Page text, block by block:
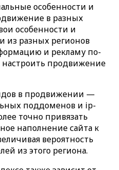
особенности и
в разных
особенности и
из разных регионов
и рекламу по-
продвижение
в продвижении —
поддоменов и ip-
точно привязать
наполнение сайта к
вероятность
из этого региона.